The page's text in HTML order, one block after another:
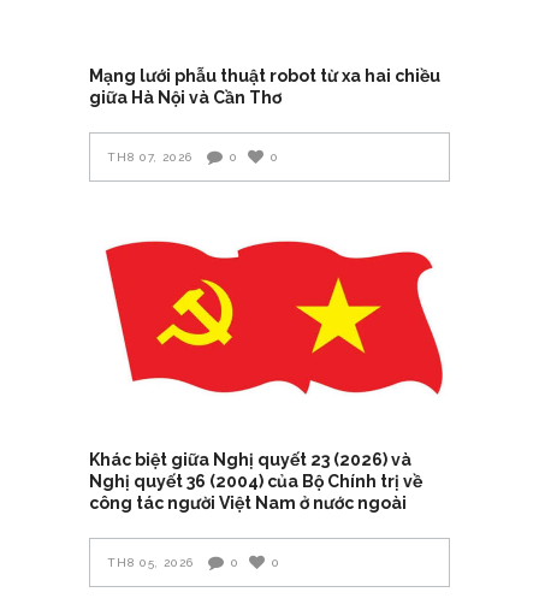
Mạng lưới phẫu thuật robot từ xa hai chiều
giữa Hà Nội và Cần Thơ
TH8 07, 2026 0 0
Khác biệt giữa Nghị quyết 23 (2026) và
Nghị quyết 36 (2004) của Bộ Chính trị về
công tác người Việt Nam ở nước ngoài
TH8 05, 2026 0 0